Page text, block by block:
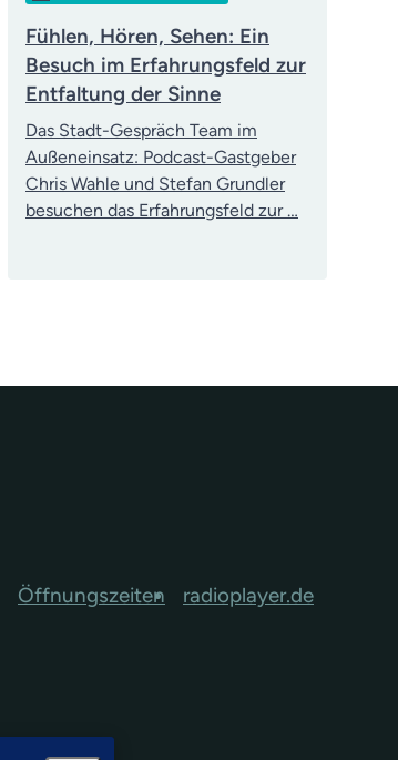
Fühlen, Hören, Sehen: Ein
Besuch im Erfahrungsfeld zur
Entfaltung der Sinne
Das Stadt-Gespräch Team im
Außeneinsatz: Podcast-Gastgeber
Chris Wahle und Stefan Grundler
besuchen das Erfahrungsfeld zur …
Öffnungszeiten
radioplayer.de